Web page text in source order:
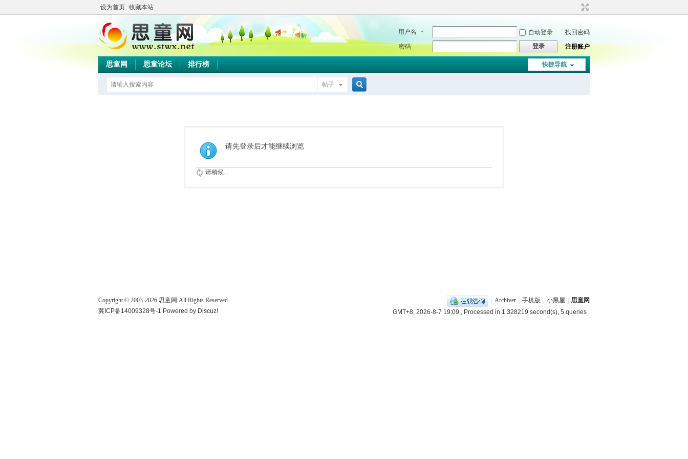
设为首页 收藏本站
用户名 自动登录
找回密码
密码
登录 注册账户
快捷导航
思童网 思童论坛 排行榜
帖子
请先登录后才能继续浏览
请稍候...
Archiver 手机版 小黑屋
思童网
GMT+8, 2026-8-7 19:09 , Processed in 1.328219 second(s), 5 queries .
Copyright © 2003-2026 思童网 All Rights Reserved
冀ICP备14009328号-1 Powered by Discuz!